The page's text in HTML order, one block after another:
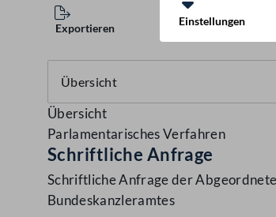
Einstellungen
Exportieren
Übersicht
Parlamentarisches Verfahren
Schriftliche Anfrage
Schriftliche Anfrage der
Bundeskanzleramtes